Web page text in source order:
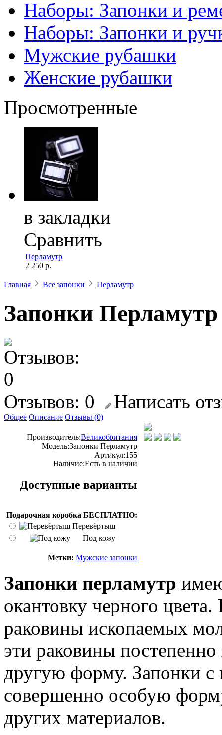
Наборы: Запонки и
Наборы: Запонки и
Мужские рубашки
Женские рубашки
Просмотренные
в закладки
Сравнить
Перламутр
2 250 р.
Главная Все запонки Перламутр
Запонки Перламутр
Отзывов: 0 Написать
Общее Описание Отзывы (0)
Производитель:Великобритания
Модель:Запонки Перламутр
Артикул:155
Наличие:Есть в наличии
Доступные варианты
Подарочная коробка БЕСПЛАТНО:
Перевёртыш
Под кожу
Метки: Мужские запонки
Запонки перламутр
окантовку черного
раковины ископаемых
эти раковины
другую форму. Запонки
совершенно особую
других материалов.